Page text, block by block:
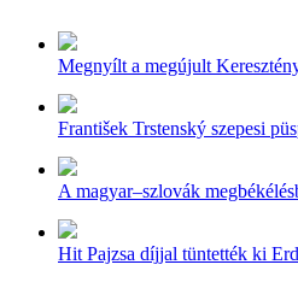
Megnyílt a megújult
František Trstenský szepesi
A magyar–szlovák
Hit Pajzsa díjjal tüntették ki